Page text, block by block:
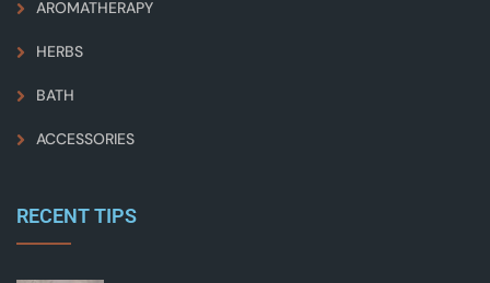
AROMATHERAPY
HERBS
BATH
ACCESSORIES
RECENT TIPS